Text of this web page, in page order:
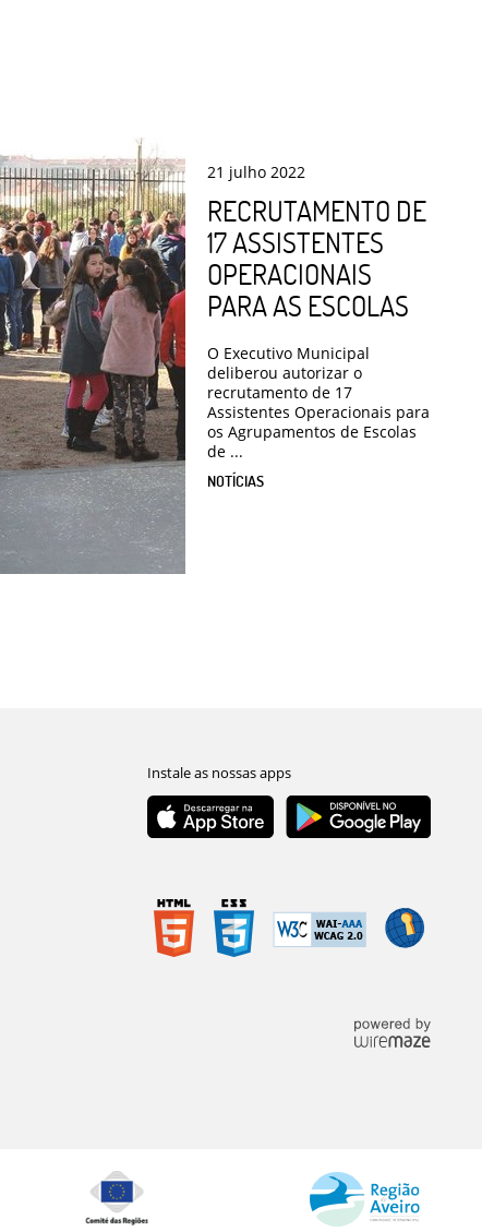
21 julho 2022
RECRUTAMENTO DE
17 ASSISTENTES
OPERACIONAIS
PARA AS ESCOLAS
O Executivo Municipal
deliberou autorizar o
recrutamento de 17
Assistentes Operacionais para
os Agrupamentos de Escolas
de ...
NOTÍCIAS